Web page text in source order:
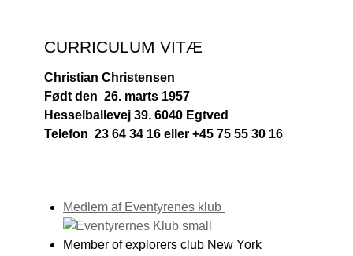
CURRICULUM VITÆ
Christian Christensen
Født den 26. marts 1957
Hesselballevej 39. 6040 Egtved
Telefon 23 64 34 16 eller +45 75 55 30 16
Medlem af Eventyrenes klub
Member of explorers club New York